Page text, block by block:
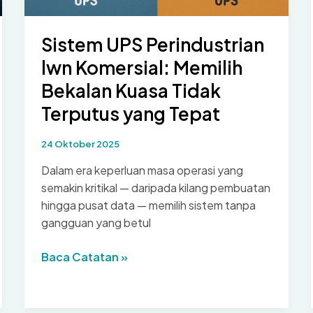
Sistem UPS Perindustrian
lwn Komersial: Memilih
Bekalan Kuasa Tidak
Terputus yang Tepat
24 Oktober 2025
Dalam era keperluan masa operasi yang
semakin kritikal — daripada kilang pembuatan
hingga pusat data — memilih sistem tanpa
gangguan yang betul
Sistem
lwn
Baca Catatan »